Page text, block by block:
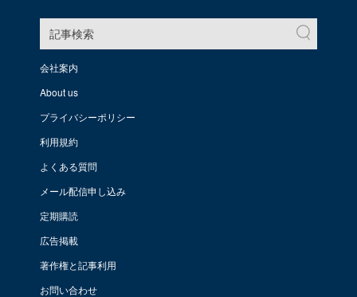
記事検索
会社案内
About us
プライバシーポリシー
利用規約
よくある質問
メール配信申し込み
定期購読
広告掲載
著作権と記事利用
お問い合わせ